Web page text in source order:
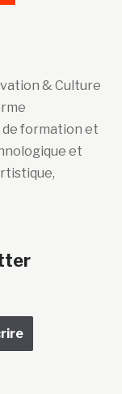
& Culture
de formation et
et